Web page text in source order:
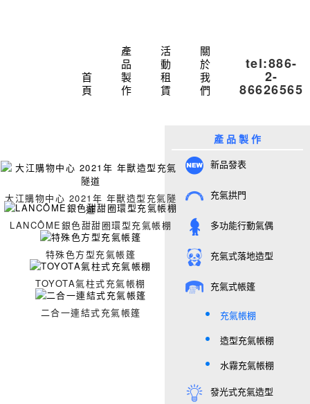
首
頁
產
品
製
作
活
動
租
賃
關
於
我
們
tel:886-
2-
86626565
大江購物中心 2021年 年獸造型充氣隧
道
LANCÔME銀色甜甜圈環型充氣帳棚
特殊色方型充氣帳篷
TOYOTA氣柱式充氣帳棚
二合一連結式充氣帳篷
產 品 製 作
新品發表
充氣拱門
多功能行動氣偶
充氣式落地造型
充氣式帳篷
充氣帳棚
造型充氣帳棚
水霧充氣帳棚
發光式充氣造型